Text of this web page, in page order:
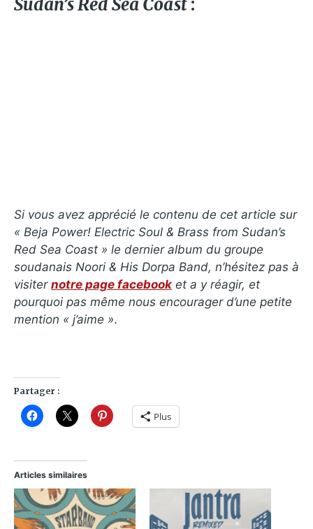
Si vous avez apprécié le contenu de cet article sur
« Beja Power! Electric Soul & Brass from Sudan’s
Red Sea Coast » le dernier album du groupe
soudanais Noori & His Dorpa Band, n’hésitez pas à
visiter notre page facebook et a y réagir, et
pourquoi pas même nous encourager d’une petite
mention « j’aime ».
Partager :
Plus
Articles similaires